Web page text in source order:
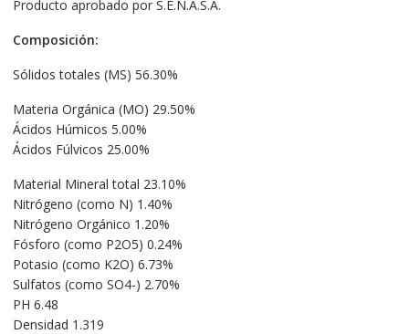
Producto aprobado por S.E.N.A.S.A.
Composición:
Sólidos totales (MS) 56.30%
Materia Orgánica (MO) 29.50%
Ácidos Húmicos 5.00%
Ácidos Fúlvicos 25.00%
Material Mineral total 23.10%
Nitrógeno (como N) 1.40%
Nitrógeno Orgánico 1.20%
Fósforo (como P2O5) 0.24%
Potasio (como K2O) 6.73%
Sulfatos (como SO4-) 2.70%
PH 6.48
Densidad 1.319